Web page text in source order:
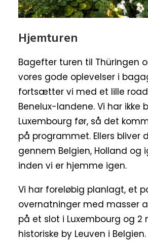
Hjemturen
Bagefter turen til Thüringen
vores gode oplevelser i
fortsætter vi med et lille
Benelux-landene. Vi har ikke
Luxembourg før, så det
på programmet. Ellers bliver
gennem Belgien, Holland og
inden vi er hjemme igen.
Vi har foreløbig planlagt, et
overnatninger med masser
på et slot i Luxembourg og
historiske by Leuven i Belgien.